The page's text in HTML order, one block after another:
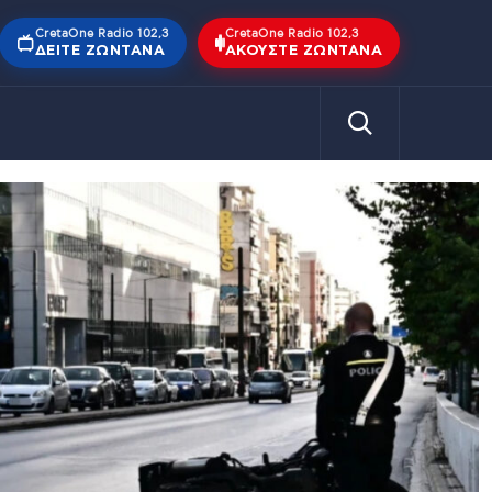
CretaOne Radio 102,3
ΔΕΊΤΕ ΖΩΝΤΑΝΆ
CretaOne Radio 102,3
ΑΚΟΎΣΤΕ ΖΩΝΤΑΝΆ